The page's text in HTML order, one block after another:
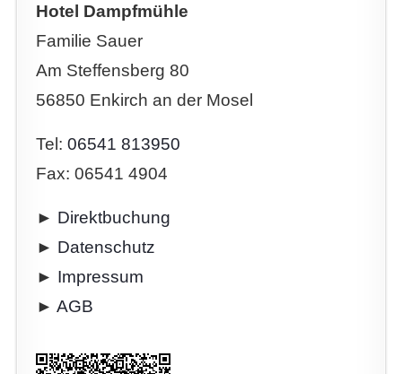
Hotel Dampfmühle
Familie Sauer
Am Steffensberg 80
56850 Enkirch an der Mosel
Tel: 06541 813950
Fax: 06541 4904
► Direktbuchung
► Datenschutz
► Impressum
► AGB